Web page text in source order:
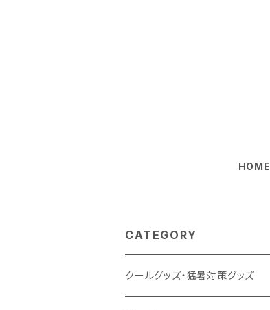
HOME
CATEGORY
クールグッズ・猛暑対策グッズ